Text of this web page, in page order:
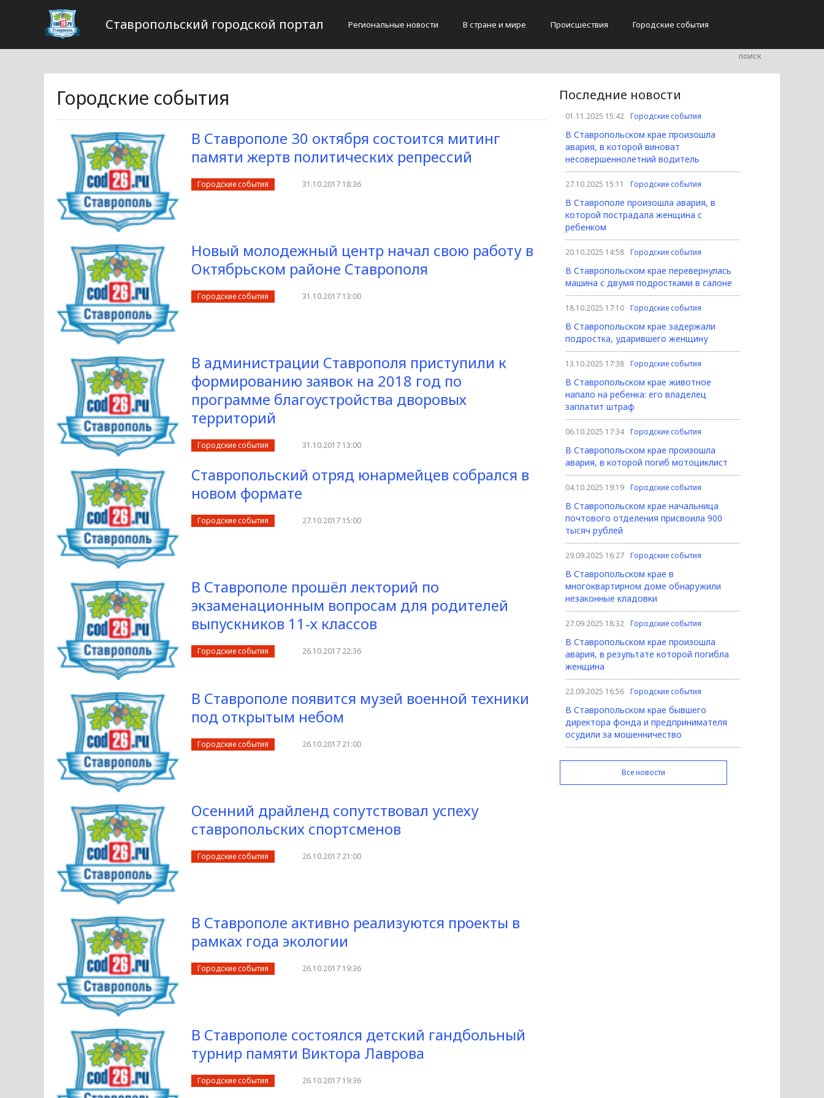
Ставропольский городской портал Региональные новости В стране и мире Происшествия Городские события
Городские события
В Ставрополе 30 октября состоится митинг
памяти жертв политических репрессий
Городские события 31.10.2017 18:36
Новый молодежный центр начал свою работу в
Октябрьском районе Ставрополя
Городские события 31.10.2017 13:00
В администрации Ставрополя приступили к
формированию заявок на 2018 год по
программе благоустройства дворовых
территорий
Городские события 31.10.2017 13:00
Ставропольский отряд юнармейцев собрался в
новом формате
Городские события 27.10.2017 15:00
В Ставрополе прошёл лекторий по
экзаменационным вопросам для родителей
выпускников 11-х классов
Городские события 26.10.2017 22:36
В Ставрополе появится музей военной техники
под открытым небом
Городские события 26.10.2017 21:00
Осенний драйленд сопутствовал успеху
ставропольских спортсменов
Городские события 26.10.2017 21:00
В Ставрополе активно реализуются проекты в
рамках года экологии
Городские события 26.10.2017 19:36
В Ставрополе состоялся детский гандбольный
турнир памяти Виктора Лаврова
Городские события 26.10.2017 19:36
Последние новости
01.11.2025 15:42 Городские события
В Ставропольском крае произошла
авария, в которой виноват
несовершеннолетний водитель
27.10.2025 15:11 Городские события
В Ставрополе произошла авария, в
которой пострадала женщина с
ребенком
20.10.2025 14:58 Городские события
В Ставропольском крае перевернулась
машина с двумя подростками в салоне
18.10.2025 17:10 Городские события
В Ставропольском крае задержали
подростка, ударившего женщину
13.10.2025 17:38 Городские события
В Ставропольском крае животное
напало на ребенка: его владелец
заплатит штраф
06.10.2025 17:34 Городские события
В Ставропольском крае произошла
авария, в которой погиб мотоциклист
04.10.2025 19:19 Городские события
В Ставропольском крае начальница
почтового отделения присвоила 900
тысяч рублей
29.09.2025 16:27 Городские события
В Ставропольском крае в
многоквартирном доме обнаружили
незаконные кладовки
27.09.2025 18:32 Городские события
В Ставропольском крае произошла
авария, в результате которой погибла
женщина
22.09.2025 16:56 Городские события
В Ставропольском крае бывшего
директора фонда и предпринимателя
осудили за мошенничество
Все новости